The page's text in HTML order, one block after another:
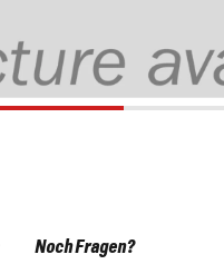
Noch Fragen?